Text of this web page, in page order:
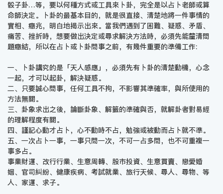
骰子卦…等，要以何種方式或工具來卜卦，完全是以占卜老師或算
命師決定。卜卦的最基本目的，就是很直接、清楚地將一件事情的
實相、癥兆，明白地揭示出來。當我們遇到了困難、疑惑、矛盾、
痛苦、挫折時，想要做出決定或尋求解決方法時，必須先能釐清問
題癥結，所以在占卜或卜卦問事之前，有幾件重要的準備工作:
一、卜卦講究的是「天人感應」，必須先有卜卦的清楚動機，心念
一起，才可以起卦，解決疑惑。
二、只要誠心問事，任何工具不拘，不影響其準確率，與所使用的
方法無關。
三、卦象求出之後，論斷卦象、解籤的準確與否，就解卦者對易經
的理解程度有關。
四、謹記心動才占卜，心不動時不占，勉強或被動而占卜就不準。
五、一次占卜一事，一事只問一次，不可一占多問，也不可重複一
事多占。
事業財運、改行行業、生意周轉、股市投資、生意買賣、戀愛婚
姻、官司糾紛、健康疾病、考試就業、旅行天候、尋人、尋物、等
人、家運、求子。